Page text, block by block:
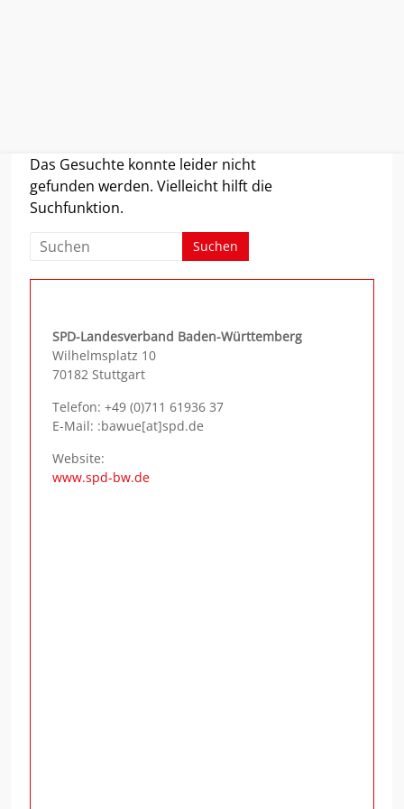
Inhalt
springen
Das Gesuchte konnte leider nicht
gefunden werden. Vielleicht hilft die
Suchfunktion.
SPD-Landesverband Baden-Württemberg
Wilhelmsplatz 10
70182 Stuttgart
Telefon:+49 (0)711 61936 37
E-Mail: :bawue[at]spd.de
Website:
www.spd-bw.de